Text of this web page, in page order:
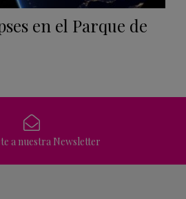
en el Parque de
a nuestra Newsletter